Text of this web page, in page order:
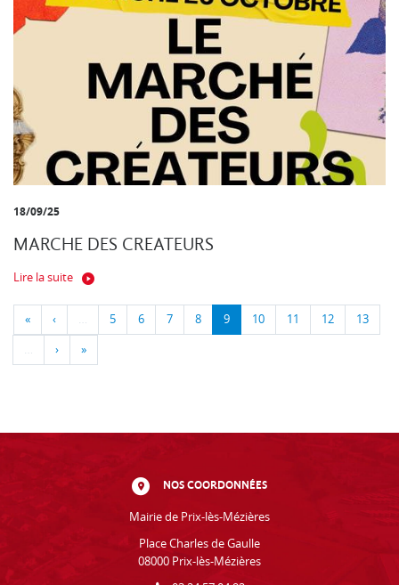
18/09/25
MARCHE DES CREATEURS
Lire la suite
« ‹ … 5 6 7 8 9 10 11 12 13
… › »
NOS COORDONNÉES
Mairie de Prix-lès-Mézières
Place Charles de Gaulle
08000 Prix-lès-Mézières